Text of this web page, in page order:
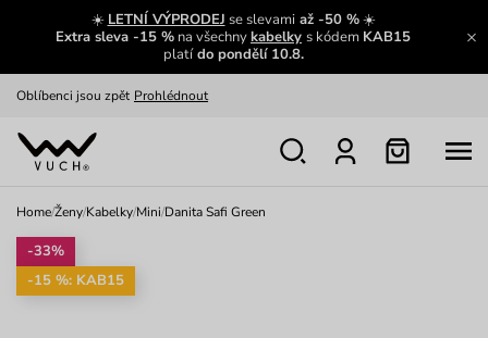
☀️ LETNÍ VÝPRODEJ se slevamiaž -50 %☀️
Extra sleva -15 % na všechnykabelky s kódem KAB15
platído pondělí 10.8.
Zajímavosti ze světa Vuch:
Zobrazit
Oblíbenci jsou zpět Prohlédnout
Nech se inspirovat
Home/Ženy/Kabelky/Mini/Danita Safi Green
-33%
-15 %: KAB15